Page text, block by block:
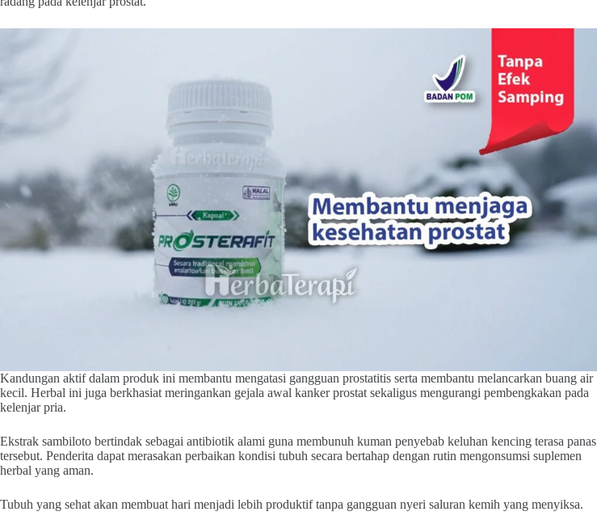
Kandungan aktif dalam produk ini membantu mengatasi gangguan prostatitis serta membantu melancarkan buang air
kecil. Herbal ini juga berkhasiat meringankan gejala awal kanker prostat sekaligus mengurangi pembengkakan pada
kelenjar pria.
Ekstrak sambiloto bertindak sebagai antibiotik alami guna membunuh kuman penyebab keluhan kencing terasa panas
tersebut. Penderita dapat merasakan perbaikan kondisi tubuh secara bertahap dengan rutin mengonsumsi suplemen
herbal yang aman.
Tubuh yang sehat akan membuat hari menjadi lebih produktif tanpa gangguan nyeri saluran kemih yang menyiksa.